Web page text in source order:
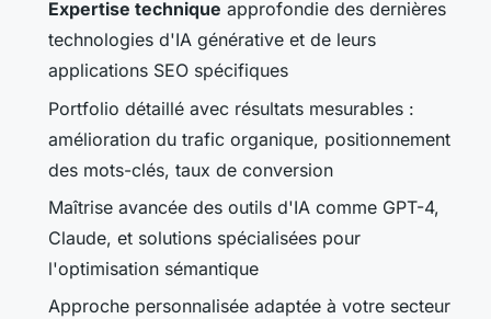
Expertise technique approfondie des dernières
technologies d'IA générative et de leurs
applications SEO spécifiques
Portfolio détaillé avec résultats mesurables :
amélioration du trafic organique, positionnement
des mots-clés, taux de conversion
Maîtrise avancée des outils d'IA comme GPT-4,
Claude, et solutions spécialisées pour
l'optimisation sémantique
Approche personnalisée adaptée à votre secteur